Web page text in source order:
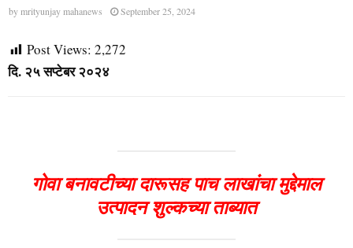
by mrityunjay mahanews September 25, 2024
Post Views: 2,272
दि. २५ सप्टेबर २०२४
गोवा बनावटीच्या दारूसह पाच लाखांचा मुद्देमाल
उत्पादन शुल्कच्या ताब्यात